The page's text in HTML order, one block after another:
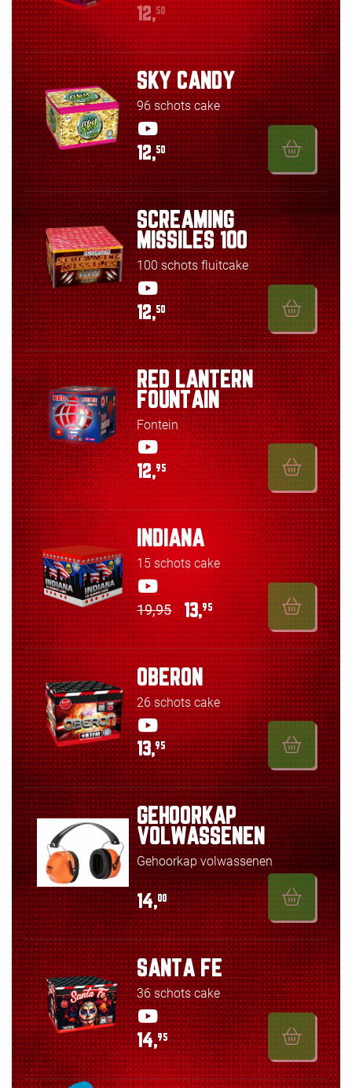
12,50
SKY CANDY
96 schots cake
12,50
SCREAMING
MISSILES 100
100 schots fluitcake
12,50
RED LANTERN
FOUNTAIN
Fontein
12,95
INDIANA
15 schots cake
19,95 13,95
OBERON
26 schots cake
13,95
GEHOORKAP
VOLWASSENEN
Gehoorkap volwassenen
14,00
SANTA FE
36 schots cake
14,95